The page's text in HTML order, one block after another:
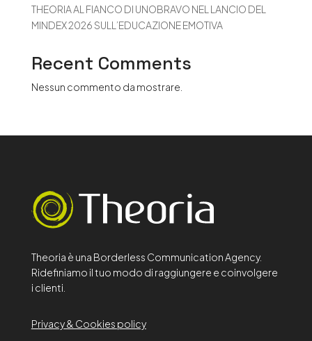
THEORIA AL FIANCO DI UNOBRAVO NEL LANCIO DEL
MINDEX 2026 SULL’EDUCAZIONE EMOTIVA
Recent Comments
Nessun commento da mostrare.
Theoria è una Borderless Communication Agency.
Ridefiniamo il tuo modo di raggiungere e coinvolgere
i clienti.
Privacy & Cookies policy